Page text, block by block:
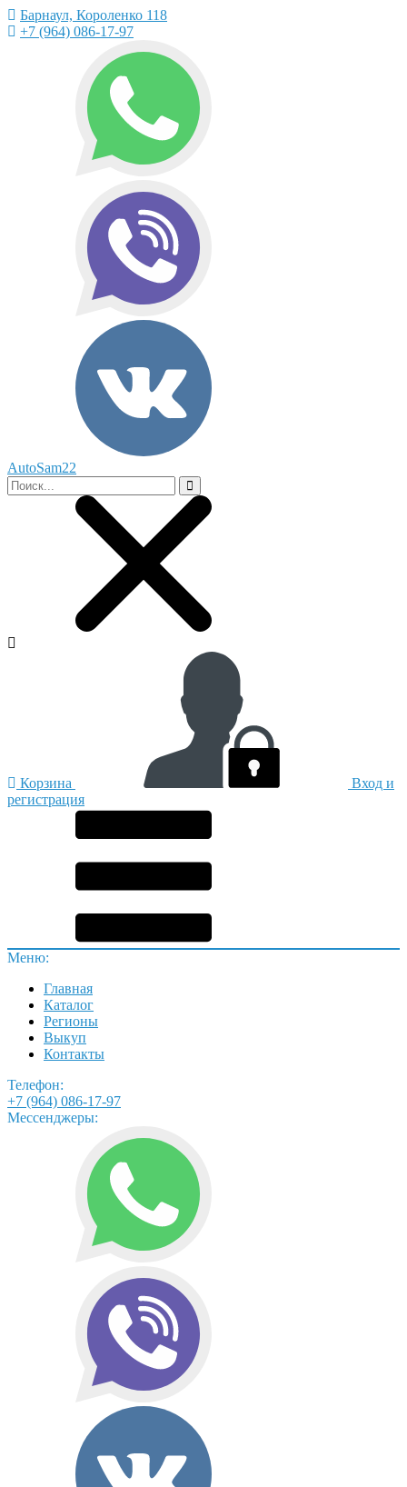
Барнаул, Короленко 118
+7 (964) 086-17-97
AutoSam22
Корзина
Вход и
регистрация
Меню:
Главная
Каталог
Регионы
Выкуп
Контакты
Телефон:
+7 (964) 086-17-97
Мессенджеры: